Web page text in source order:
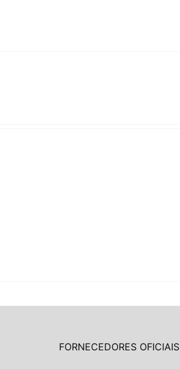
FORNECEDORES OFICIAIS